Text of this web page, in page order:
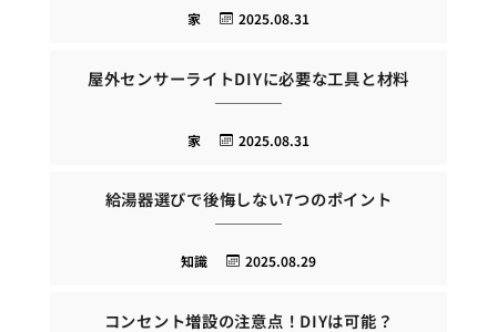
2025.08.31
家
屋外センサーライトDIYに必要な工具と材料
2025.08.31
家
給湯器選びで後悔しない7つのポイント
2025.08.29
知識
コンセント増設の注意点！DIYは可能？